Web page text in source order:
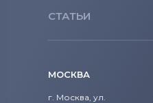
СТАТЬИ
МОСКВА
г. Москва, ул.